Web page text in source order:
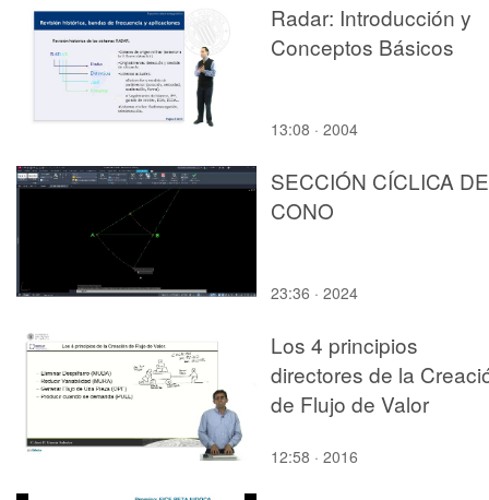
Radar: Introducción y
Conceptos Básicos
13:08 · 2004
SECCIÓN CÍCLICA
CONO
23:36 · 2024
Los 4 principios
directores de la
de Flujo de Valor
12:58 · 2016